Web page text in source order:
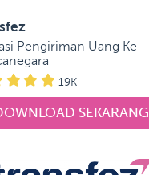
Pengiriman Uang Ke
19K
SEKARANG